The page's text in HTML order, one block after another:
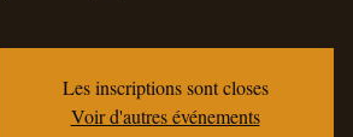
Les inscriptions sont closes
Voir d'autres événements